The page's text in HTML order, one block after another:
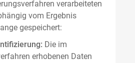
verarbeiteten
vom Ergebnis
gespeichert:
Die im
erhobenen Daten